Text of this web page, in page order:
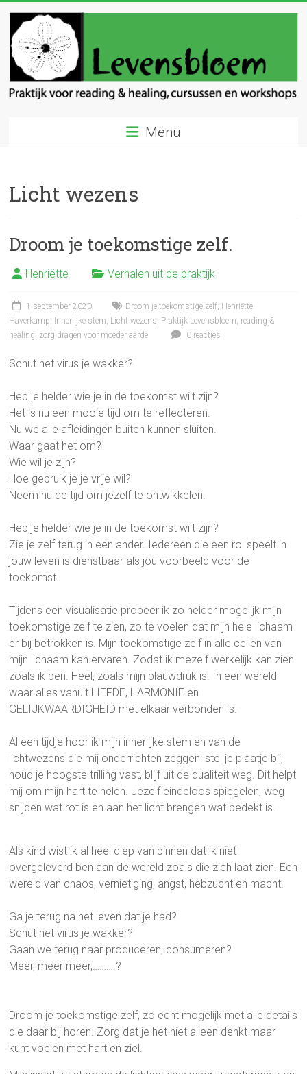
inhoud
LevensbloemMenu
Licht wezens
Droom je toekomstige zelf.
Henriëtte Verhalen uit de praktijk
1 september 2020 Droom je toekomstige zelf, Henriëtte
Haverkamp, Innerlijke stem, Licht wezens, Praktijk Levensbloem, reading &
healing, zorg dragen voor moeder aarde 0 reacties
Schut het virus je wakker?
Heb je helder wie je in de toekomst wilt zijn?
Het is nu een mooie tijd om te reflecteren.
Nu we alle afleidingen buiten kunnen sluiten.
Waar gaat het om?
Wie wil je zijn?
Hoe gebruik je je vrije wil?
Neem nu de tijd om jezelf te ontwikkelen.
Heb je helder wie je in de toekomst wilt zijn?
Zie je zelf terug in een ander. Iedereen die een rol speelt in
jouw leven is dienstbaar als jou voorbeeld voor de
toekomst.
Tijdens een visualisatie probeer ik zo helder mogelijk mijn
toekomstige zelf te zien, zo te voelen dat mijn hele lichaam
er bij betrokken is. Mijn toekomstige zelf in alle cellen van
mijn lichaam kan ervaren. Zodat ik mezelf werkelijk kan zien
zoals ik ben. Heel, zoals mijn blauwdruk is. In een wereld
waar alles vanuit LIEFDE, HARMONIE en
GELIJKWAARDIGHEID met elkaar verbonden is.
Al een tijdje hoor ik mijn innerlijke stem en van de
lichtwezens die mij onderrichten zeggen: stel je plaatje bij,
houd je hoogste trilling vast, blijf uit de dualiteit weg. Dit helpt
mij om mijn hart te helen. Jezelf eindeloos spiegelen, weg
snijden wat rot is en aan het licht brengen wat bedekt is.
Als kind wist ik al heel diep van binnen dat ik niet
overgeleverd ben aan de wereld zoals die zich laat zien. Een
wereld van chaos, vernietiging, angst, hebzucht en macht.
Ga je terug na het leven dat je had?
Schut het virus je wakker?
Gaan we terug naar produceren, consumeren?
Meer, meer meer,……….?
Droom je toekomstige zelf, zo echt mogelijk met alle details
die daar bij horen. Zorg dat je het niet alleen denkt maar
kunt voelen met hart en ziel.